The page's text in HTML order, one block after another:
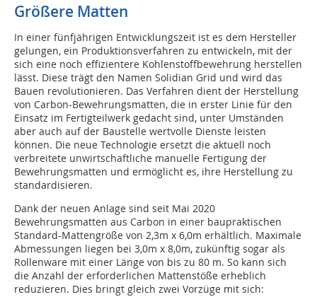
Größere Matten
In einer fünfjährigen Entwicklungszeit ist es dem Hersteller
gelungen, ein Produktionsverfahren zu entwickeln, mit der
sich eine noch effizientere Kohlenstoffbewehrung herstellen
lässt. Diese trägt den Namen Solidian Grid und wird das
Bauen revolutionieren. Das Verfahren dient der Herstellung
von Carbon-Bewehrungsmatten, die in erster Linie für den
Einsatz im Fertigteilwerk gedacht sind, unter Umständen
aber auch auf der Baustelle wertvolle Dienste leisten
können. Die neue Technologie ersetzt die aktuell noch
verbreitete unwirtschaftliche manuelle Fertigung der
Bewehrungsmatten und ermöglicht es, ihre Herstellung zu
standardisieren.
Dank der neuen Anlage sind seit Mai 2020
Bewehrungsmatten aus Carbon in einer baupraktischen
Standard-Mattengröße von 2,3m x 6,0m erhältlich. Maximale
Abmessungen liegen bei 3,0m x 8,0m, zukünftig sogar als
Rollenware mit einer Länge von bis zu 80 m. So kann sich
die Anzahl der erforderlichen Mattenstöße erheblich
reduzieren. Dies bringt gleich zwei Vorzüge mit sich: